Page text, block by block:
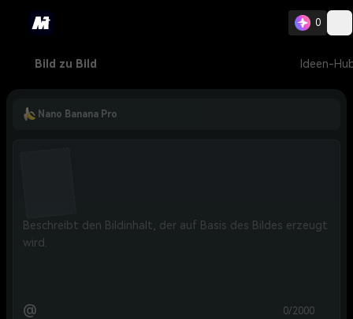
0
Bild zu Bild Ideen-
Nano Banana Pro
@ 0/2000